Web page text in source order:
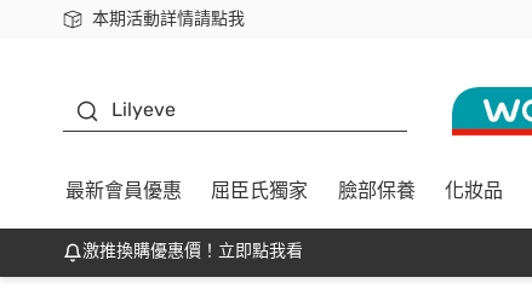
本期活動詳情請點我
下載app最高回饋$350
Lilyeve
最新會員優惠 屈臣氏獨家 臉部保養 化妝品
激推換購優惠價！立即點我看